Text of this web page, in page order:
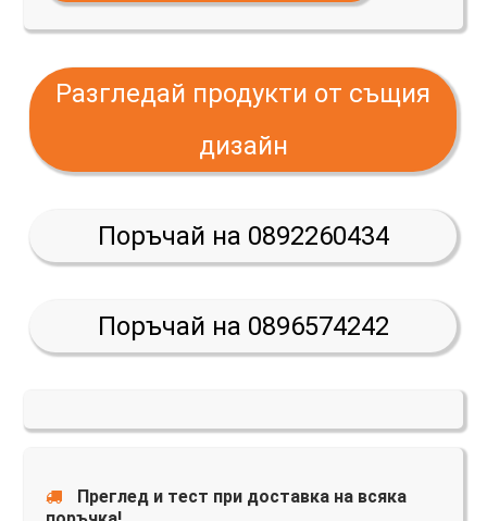
Разгледай продукти от същия
дизайн
Поръчай на 0892260434
Поръчай на 0896574242
Преглед и тест при доставка на всяка